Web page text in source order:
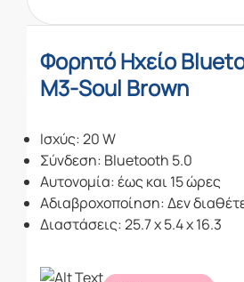
Φορητό Ηχείο
M3-Soul Brown
Ισχύς: 20 W
Σύνδεση: Bluetooth 5.0
Αυτονομία: έως και 15 ώρες
Αδιαβροχοποίηση: Δεν
Διαστάσεις: 25.7 x 5.4 x 16.3